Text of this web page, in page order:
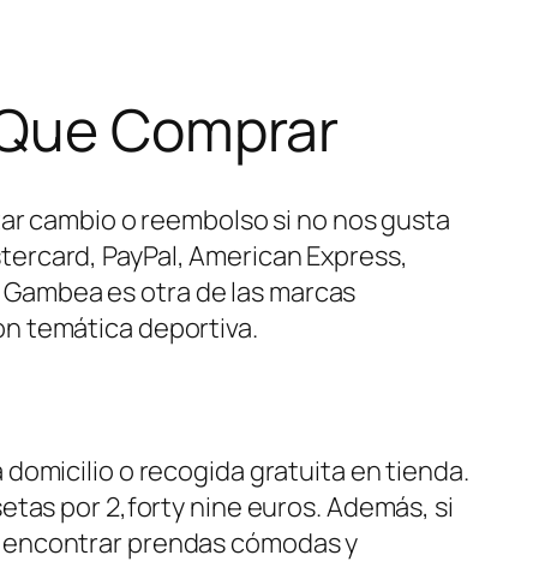
Comprar
cambio o reembolso si no nos gusta
PayPal, American Express,
es otra de las marcas
temática deportiva.
o recogida gratuita en tienda.
por 2,forty nine euros. Además, si
prendas cómodas y